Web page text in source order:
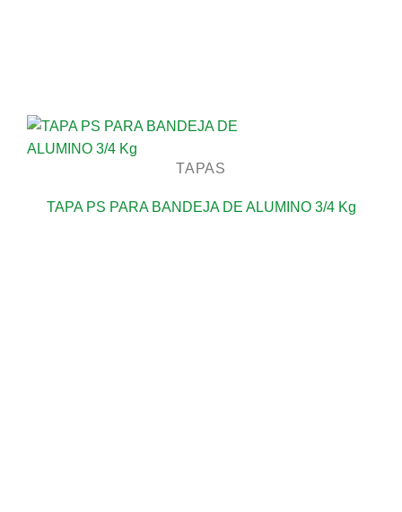
TAPAS
TAPA PS PARA BANDEJA DE ALUMINO 3/4 Kg